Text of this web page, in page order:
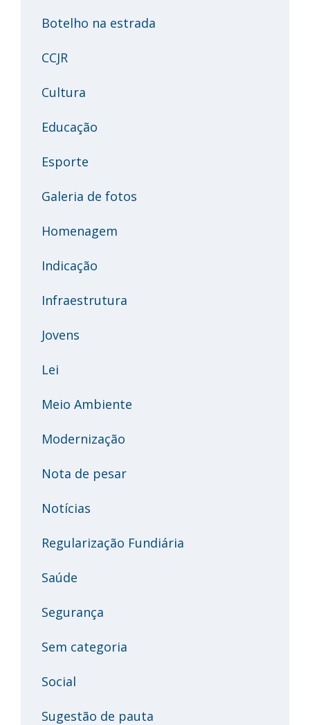
Botelho na estrada
CCJR
Cultura
Educação
Esporte
Galeria de fotos
Homenagem
Indicação
Infraestrutura
Jovens
Lei
Meio Ambiente
Modernização
Nota de pesar
Notícias
Regularização Fundiária
Saúde
Segurança
Sem categoria
Social
Sugestão de pauta